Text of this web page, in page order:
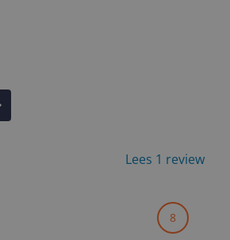
Lees 1 review
8